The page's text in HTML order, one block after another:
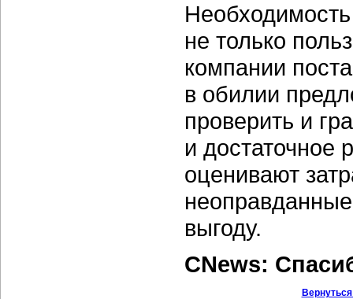
Необходимость
не только
компании
в обилии
проверить и
и достаточное
оценивают
выгоду.
CNews: